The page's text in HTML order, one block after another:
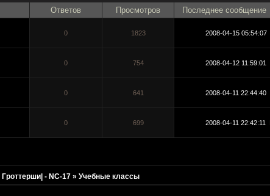
Ответов Просмотров Последнее сообщение
0
1823 2008-04-15 05:54:07
0
754 2008-04-12 11:59:01
0
641 2008-04-11 22:44:40
0
699 2008-04-11 22:42:11
- NC-17 » Учебные классы